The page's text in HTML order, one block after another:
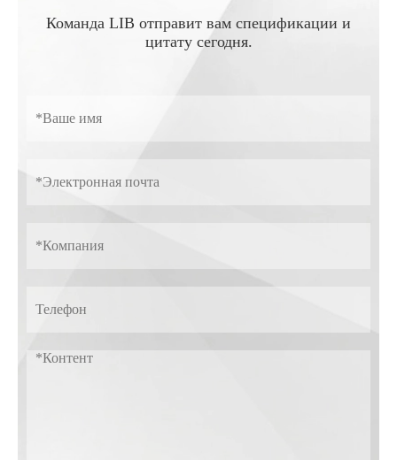
Команда LIB отправит вам спецификации и
цитату сегодня.